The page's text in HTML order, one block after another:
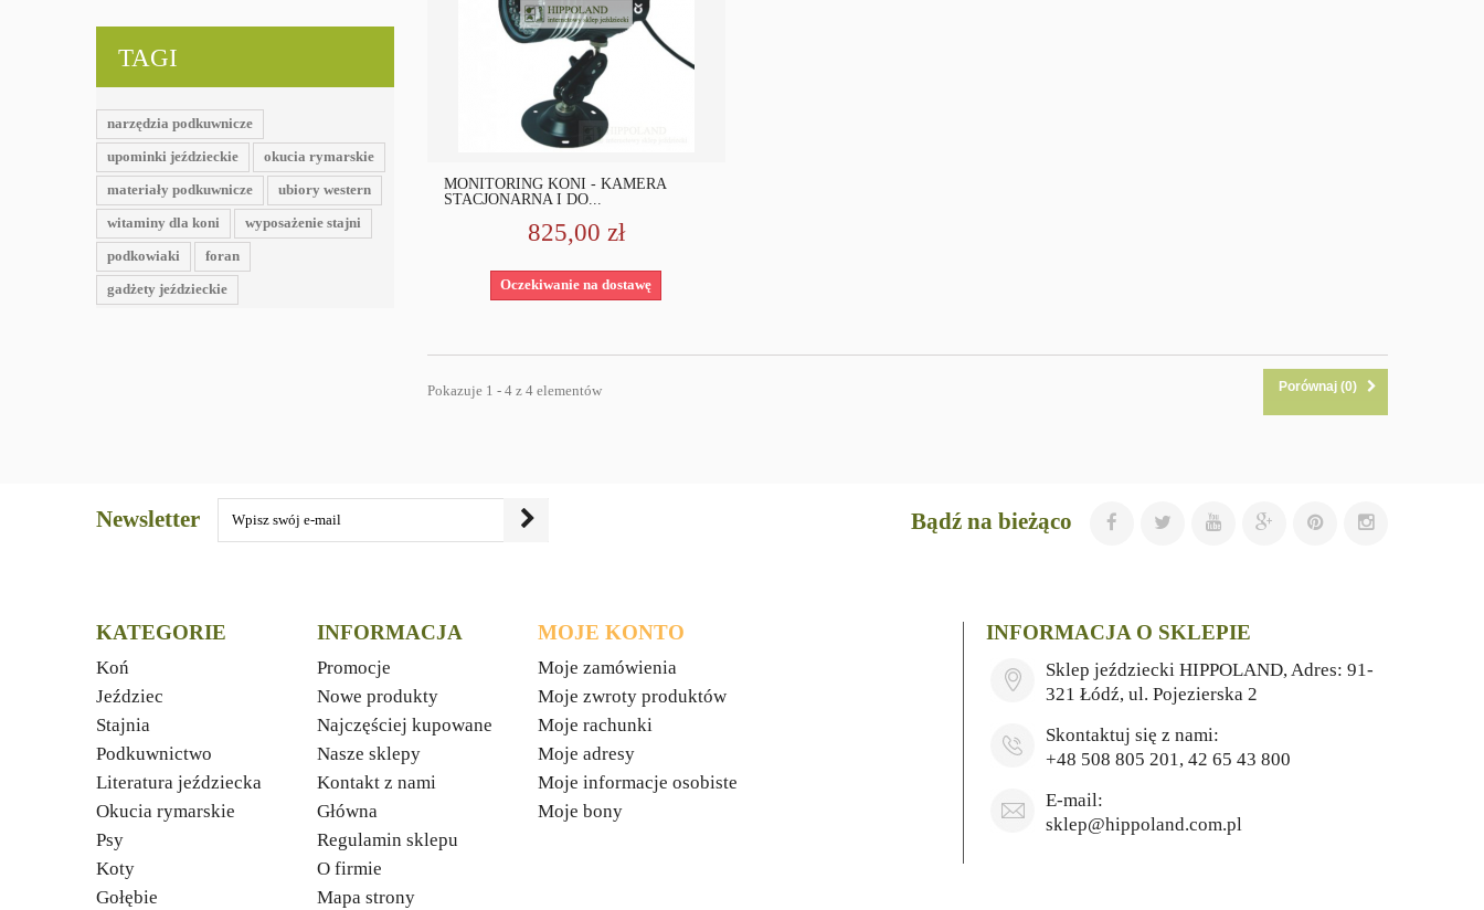
TAGI
narzędzia podkuwnicze
upominki jeździeckie
okucia rymarskie
materiały podkuwnicze
ubiory western
witaminy dla koni
wyposażenie stajni
podkowiaki
foran
gadżety jeździeckie
MONITORING KONI - KAMERA
STACJONARNA I DO...
825,00 zł
Oczekiwanie na dostawę
Porównaj (0)
Pokazuje 1 - 4 z 4 elementów
Newsletter Bądź na bieżąco
KATEGORIE
Koń
Jeździec
Stajnia
Podkuwnictwo
Literatura jeździecka
Okucia rymarskie
Psy
Koty
Gołębie
INFORMACJA
Promocje
Nowe produkty
Najczęściej kupowane
Nasze sklepy
Kontakt z nami
Główna
Regulamin sklepu
O firmie
Mapa strony
MOJE KONTO
Moje zamówienia
Moje zwroty produktów
Moje rachunki
Moje adresy
Moje informacje osobiste
Moje bony
INFORMACJA O SKLEPIE
Sklep jeździecki HIPPOLAND, Adres: 91-
321 Łódź, ul. Pojezierska 2
Skontaktuj się z nami:
+48 508 805 201, 42 65 43 800
E-mail:
sklep@hippoland.com.pl